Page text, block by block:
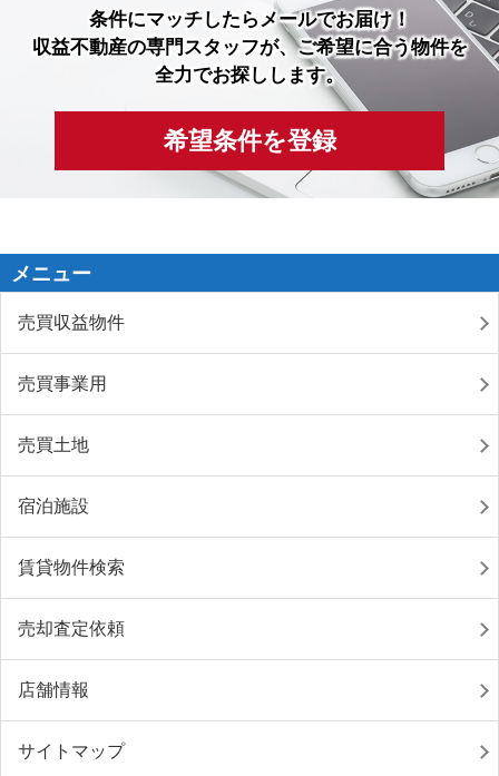
条件にマッチしたらメールでお届け！
収益不動産の専門スタッフが、ご希望に合う物件を
全力でお探しします。
希望条件を登録
メニュー
売買収益物件
売買事業用
売買土地
宿泊施設
賃貸物件検索
売却査定依頼
店舗情報
サイトマップ